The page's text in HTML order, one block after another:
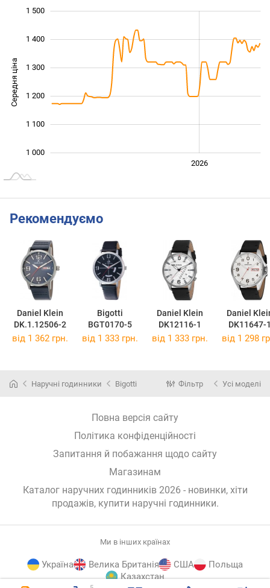
Середня ціна
1 000
1 100
1 200
1 300
1 400
1 500
2026
Рекомендуємо
Daniel Klein
DK.1.12506-2
Bigotti
BGT0170-5
Daniel Klein
DK12116-1
Daniel
DK11647-
від 1 362 грн. від 1 333 грн. від 1 333 грн. від 1 298
Наручні годинники Bigotti Фільтр Усі моделі
Повна версія сайту
Політика конфіденційності
Запитання й побажання щодо сайту
Магазинам
Каталог наручних годинників 2026 - новинки, хіти
продажів, купити наручні годинники.
Ми в інших країнах
Україна Велика Британія США
Польща
Казахстан